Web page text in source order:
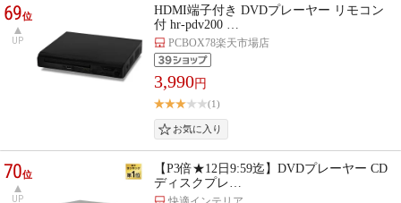
69位
UP
HDMI端子付き DVDプレーヤー リモコン
付 hr-pdv200 …
PCBOX78楽天市場店
3,990円
(1)
70位
UP
【P3倍★12日9:59迄】DVDプレーヤー CD
ディスクプレ…